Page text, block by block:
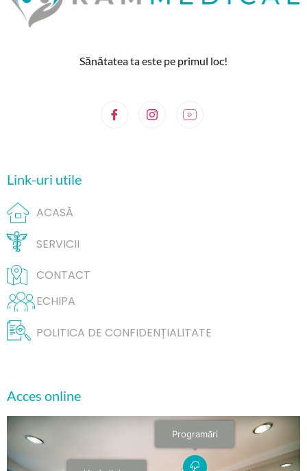
Sănătatea ta este pe primul loc!
Link-uri utile
ACASĂ
SERVICII
CONTACT
ECHIPA
POLITICA DE CONFIDENȚIALITATE
Acces online
Programări